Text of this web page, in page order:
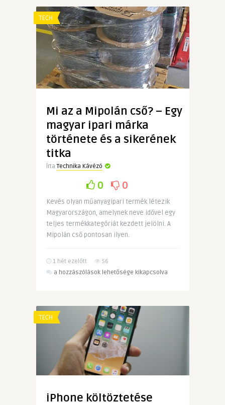
TECH
Mi az a Mipolán cső? – Egy
magyar ipari márka
története és a sikerének
titka
ÍrtaTechnika Kávézó
0 0
Kevés olyan műanyagipari termék létezik
Magyarországon, amelynek neve idővel egy
teljes termékkategóriát kezdett jelölni. A
Mipolán cső pontosan ilyen.
1 hét ezelőtt
56
Mi
Mipolán
cső?
magyar
ipari
márka
és
a hozzászólások lehetősége kikapcsolva
TECH
iPhone költöztetése